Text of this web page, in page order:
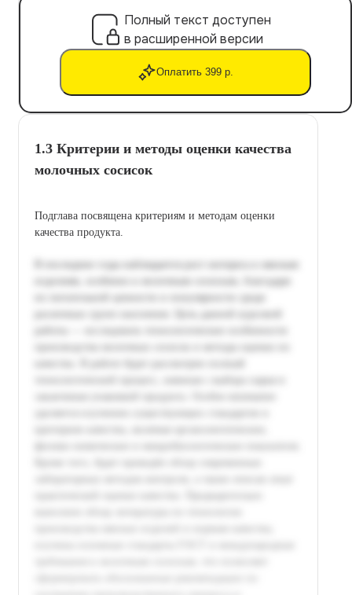
Полный текст доступен
в расширенной версии
Оплатить 399 р.
1.3 Критерии и методы оценки качества
молочных сосисок
Подглава посвящена критериям и методам оценки
качества продукта.